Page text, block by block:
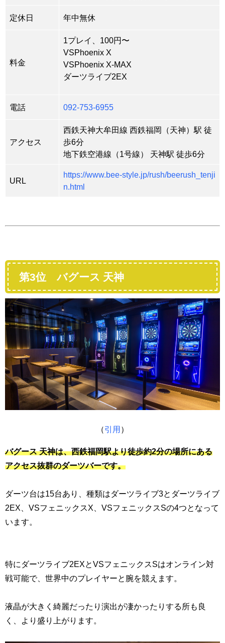
定休日 年中無休
料金
1プレイ、100円〜
VSPhoenix X
VSPhoenix X-MAX
ダーツライブ2EX
電話 092-753-6955
アクセス
西鉄天神大牟田線 西鉄福岡（天神）駅 徒
歩6分
地下鉄空港線（1号線） 天神駅 徒歩6分
URL
https://www.bee-style.jp/rush/beerush_tenji
n.html
第3位 バグース 天神
（引用 ）
バグース 天神は、西鉄福岡駅より徒歩約2分の場所にある
アクセス抜群のダーツバーです。
ダーツ台は15台あり、種類はダーツライブ3とダーツライブ
2EX、VSフェニックスX、VSフェニックスSの4つとなって
います。
特にダーツライブ2EXとVSフェニックスSはオンライン対
戦可能で、世界中のプレイヤーと腕を競えます。
液晶が大きく綺麗だったり演出が凄かったりする所も良
く、より盛り上がります。